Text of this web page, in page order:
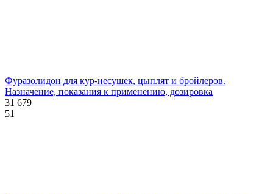
Фуразолидон для кур-несушек, цыплят и бройлеров.
Назначение, показания к применению, дозировка
31 679
51